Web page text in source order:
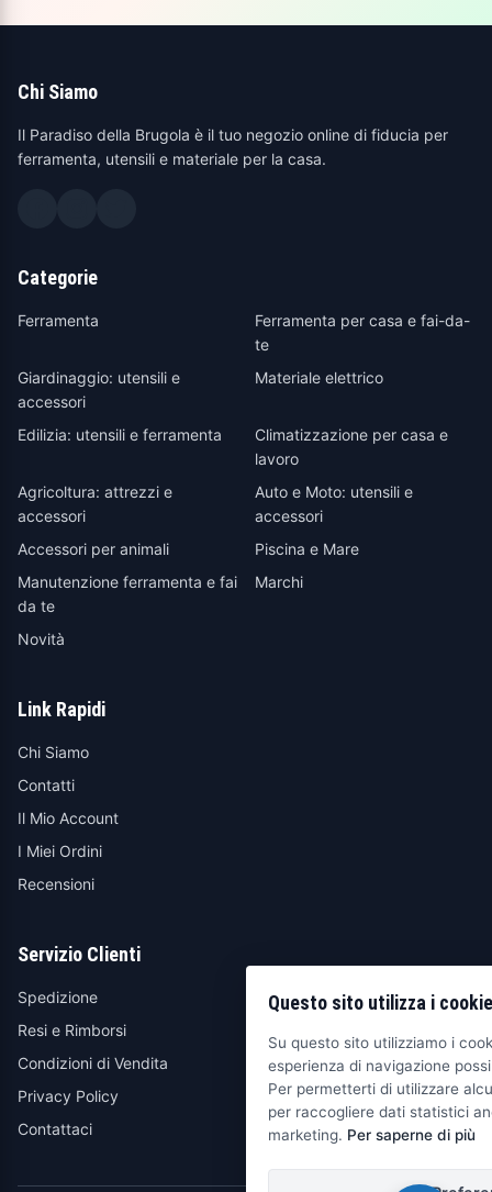
Chi Siamo
Il Paradiso della Brugola è il tuo negozio online di fiducia per
ferramenta, utensili e materiale per la casa.
Categorie
Ferramenta
Ferramenta per casa e fai-da-
te
Giardinaggio: utensili e
accessori
Materiale elettrico
Edilizia: utensili e ferramenta
Climatizzazione per casa e
lavoro
Agricoltura: attrezzi e
accessori
Auto e Moto: utensili e
accessori
Accessori per animali
Piscina e Mare
Manutenzione ferramenta e fai
da te
Marchi
Novità
Link Rapidi
Chi Siamo
Contatti
Il Mio Account
I Miei Ordini
Recensioni
Servizio Clienti
Spedizione
Resi e Rimborsi
Condizioni di Vendita
Privacy Policy
Contattaci
Questo sito utilizza i cookie
Su questo sito utilizziamo i
esperienza di navigazione
Per permetterti di utilizzare
per raccogliere dati statistici
marketing. Per saperne di più